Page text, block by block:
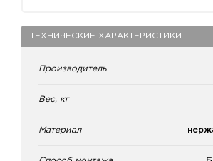
ТЕХНИЧЕСКИЕ ХАРАКТЕРИСТИКИ
Производитель
Вес, кг
Материал